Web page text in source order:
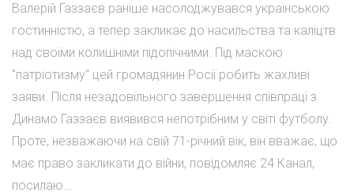
Валерій Газзаєв раніше насолоджувався українською
гостинністю, а тепер закликає до насильства та каліцтв
над своїми колишніми підопічними. Під маскою
"патріотизму" цей громадянин Росії робить жахливі
заяви. Після незадовільного завершення співпраці з
Динамо Газзаєв виявився непотрібним у світі футболу.
Проте, незважаючи на свій 71-річний вік, він вважає, що
має право закликати до війни, повідомляє 24 Канал,
посилаю...